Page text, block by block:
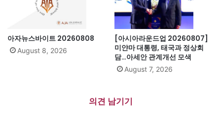
아자뉴스바이트 20260808
August 8, 2026
[아시아라운드업 20260807]
미얀마 대통령, 태국과 정상회
담…아세안 관계개선 모색
August 7, 2026
의견 남기기